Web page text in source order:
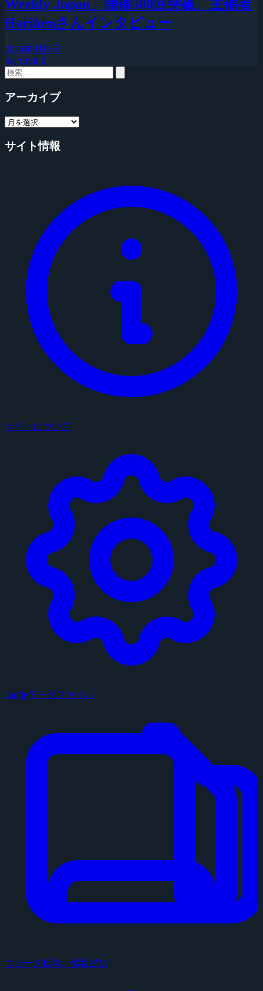
Weekly Japan」開催500回突破、主催者
Horikenさんインタビュー
2026年8月5日
StarCraft II
アーカイブ
サイト情報
サイトについて
configデータファイル
ニュース投稿・情報提供